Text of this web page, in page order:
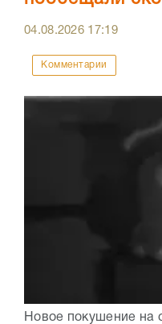
04.08.2026 17:19
Комментарии
Новое покушение на